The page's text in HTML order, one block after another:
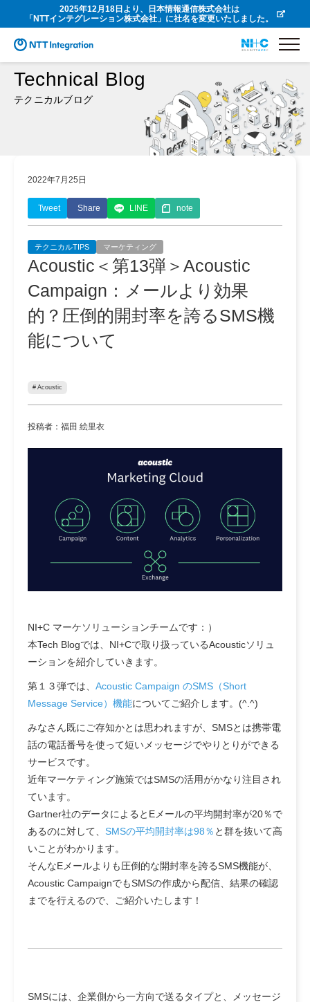
2025年12月18日より、日本情報通信株式会社は
「NTTインテグレーション株式会社」に社名を変更いたしました。
Technical Blog
テクニカルブログ
2022年7月25日
Tweet Share LINE note
テクニカルTIPS マーケティング
Acoustic＜第13弾＞Acoustic
Campaign：メールより効果
的？圧倒的開封率を誇るSMS機
能について
# Acoustic
投稿者：福田 絵里衣
NI+C マーケソリューションチームです：）
本Tech Blogでは、NI+Cで取り扱っているAcousticソリュ
ーションを紹介していきます。
第１３弾では、 Acoustic Campaign のSMS（Short
Message Service）機能についてご紹介します。(^.^)
みなさん既にご存知かとは思われますが、SMSとは携帯電
話の電話番号を使って短いメッセージでやりとりができる
サービスです。
近年マーケティング施策ではSMSの活用がかなり注目され
ています。
Gartner社のデータによると Eメールの平均開封率が20％で
あるのに対して、 SMSの平均開封率は98％ と群を抜いて高
いことがわかります。
そんなEメールよりも圧倒的な開封率を誇るSMS機能が、
Acoustic CampaignでもSMSの作成から配信、結果の確認
までを行えるので、ご紹介いたします！
SMSには、企業側から一方向で送るタイプと、メッセージ